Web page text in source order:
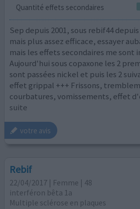
Quantité effets secondaires
Sep depuis 2001, sous rebif44
mais plus assez efficace, essayer
mais les effets secondaires me sont
Aujourd'hui sous copaxone les 2
sont passées nickel et puis les 2
effet grippal +++ Frissons,
courbatures, vomissements, effet
suite
votre avis
Rebif
22/04/2017 | Femme | 48
interféron bêta 1a
Multiple sclérose en plaques